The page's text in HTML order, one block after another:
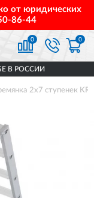
от юридических
86-44
0 0
В РОССИИ
2х7 ступенек